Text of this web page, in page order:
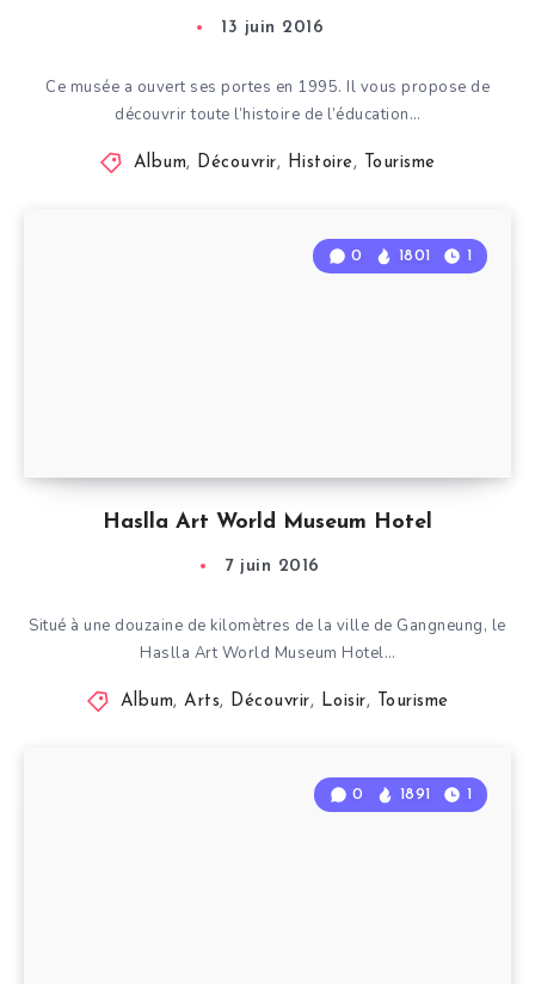
13 juin 2016
Ce musée a ouvert ses portes en 1995. Il vous propose de
découvrir toute l’histoire de l’éducation…
Album, Découvrir, Histoire, Tourisme
Haslla Art World Museum Hotel
0 1801 1
7 juin 2016
Situé à une douzaine de kilomètres de la ville de Gangneung, le
Haslla Art World Museum Hotel…
Album,Arts, Découvrir, Loisir, Tourisme
0 1891 1